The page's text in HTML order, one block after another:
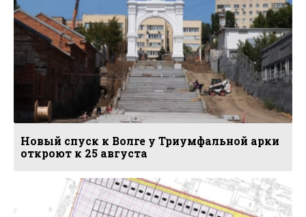
Новый спуск к Волге у Триумфальной арки
откроют к 25 августа